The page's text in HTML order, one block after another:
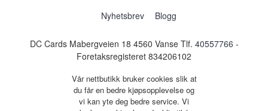
Nyhetsbrev
Blogg
DC Cards Mabergveien 18 4560 Vanse Tlf. 40557766 -
Foretaksregisteret 834206102
Vår nettbutikk bruker cookies slik at
du får en bedre kjøpsopplevelse og
vi kan yte deg bedre service. Vi